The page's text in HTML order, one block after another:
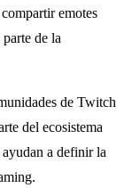
emotes
de la
de Twitch
del ecosistema
ayudan a definir la